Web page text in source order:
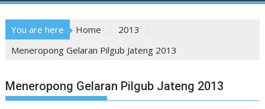
You are here Home
2013
Meneropong Gelaran Pilgub Jateng 2013
Meneropong Gelaran Pilgub Jateng 2013